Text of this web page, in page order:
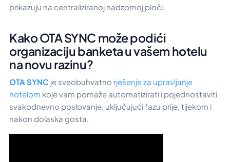
prikazuju na centraliziranoj nadzornoj ploči.
Kako OTA SYNC može podići
organizaciju banketa u vašem hotelu
na novu razinu?
OTA SYNC je sveobuhvatno rješenje za upravljanje
hotelom koje vam pomaže automatizirati i pojednostaviti
svakodnevno poslovanje, uključujući fazu prije, tijekom i
nakon dolaska gosta.